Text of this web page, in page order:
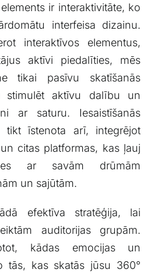
ir⁢ interaktivitāte, ko
interfeisa dizainu.
‍interaktīvos elementus,
aktīvi piedalīties, mēs
tikai pasīvu skatīšanās
stimulēt aktīvu dalību un
ar saturu. Iesaistīšanās⁢
tikt īstenota arī, integrējot
citas platformas, ​kas​ ļauj
ar‍ savām drūmām
‍un sajūtām.
efektīva stratēģija, lai
auditorijas grupām.
kādas emocijas un
tās, kas skatās jūsu 360°